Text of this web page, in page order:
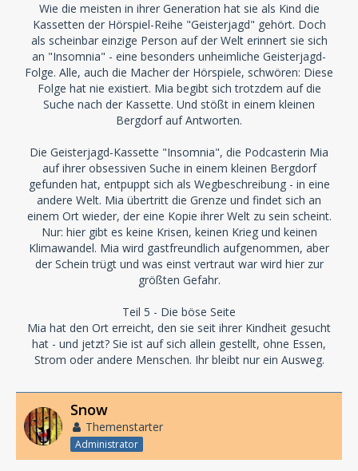
Wie die meisten in ihrer Generation hat sie als Kind die
Kassetten der Hörspiel-Reihe "Geisterjagd" gehört. Doch
als scheinbar einzige Person auf der Welt erinnert sie sich
an "Insomnia" - eine besonders unheimliche Geisterjagd-
Folge. Alle, auch die Macher der Hörspiele, schwören: Diese
Folge hat nie existiert. Mia begibt sich trotzdem auf die
Suche nach der Kassette. Und stößt in einem kleinen
Bergdorf auf Antworten.
Die Geisterjagd-Kassette "Insomnia", die Podcasterin Mia
auf ihrer obsessiven Suche in einem kleinen Bergdorf
gefunden hat, entpuppt sich als Wegbeschreibung - in eine
andere Welt. Mia übertritt die Grenze und findet sich an
einem Ort wieder, der eine Kopie ihrer Welt zu sein scheint.
Nur: hier gibt es keine Krisen, keinen Krieg und keinen
Klimawandel. Mia wird gastfreundlich aufgenommen, aber
der Schein trügt und was einst vertraut war wird hier zur
größten Gefahr.
Teil 5 - Die böse Seite
Mia hat den Ort erreicht, den sie seit ihrer Kindheit gesucht
hat - und jetzt? Sie ist auf sich allein gestellt, ohne Essen,
Strom oder andere Menschen. Ihr bleibt nur ein Ausweg.
Snow
Themenstarter
Administrator